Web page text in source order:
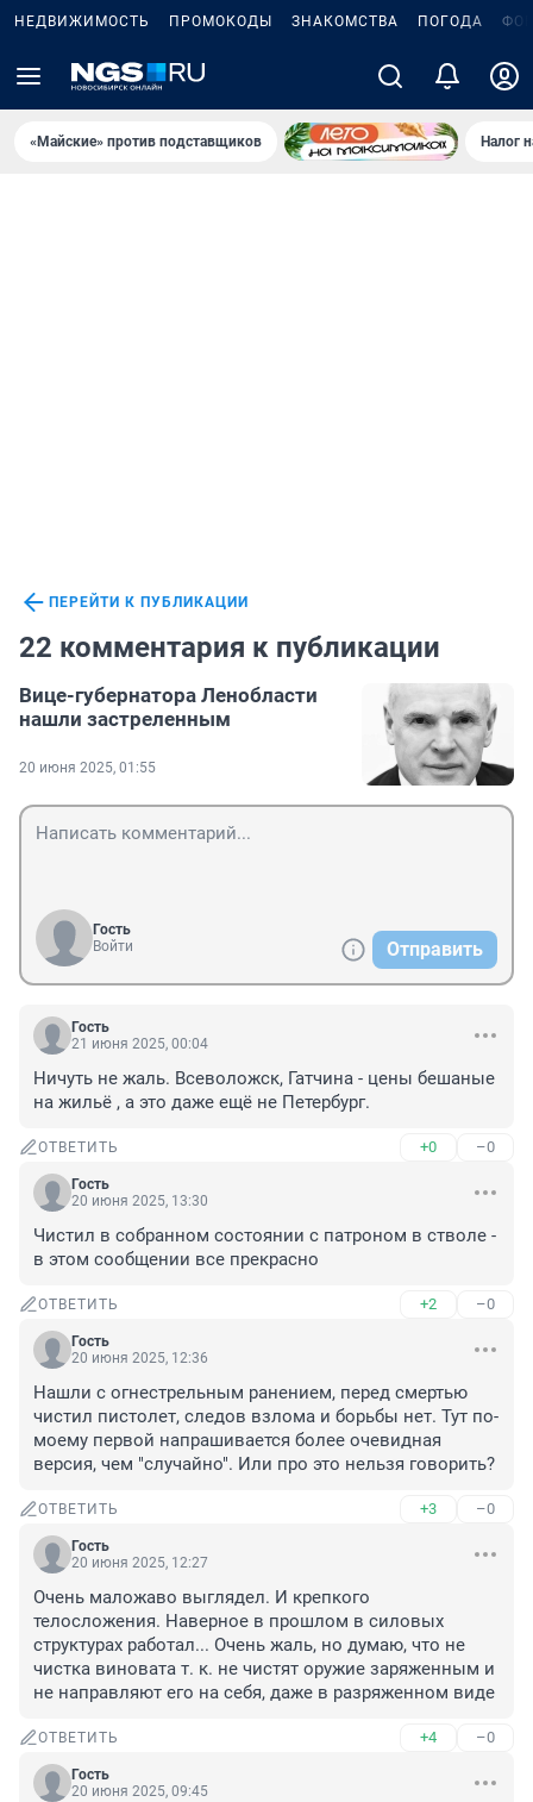
НЕДВИЖИМОСТЬ ПРОМОКОДЫ ЗНАКОМСТВА ПОГОДА
«Майские» против подставщиков Налог
ПЕРЕЙТИ К ПУБЛИКАЦИИ
22 комментария к публикации
Вице-губернатора Ленобласти
нашли застреленным
20 июня 2025, 01:55
Гость
Войти
Отправить
Гость
21 июня 2025, 00:04
Ничуть не жаль. Всеволожск, Гатчина - цены бешаные
на жильё , а это даже ещё не Петербург.
ОТВЕТИТЬ +0 –0
Гость
20 июня 2025, 13:30
Чистил в собранном состоянии с патроном в стволе -
в этом сообщении все прекрасно
ОТВЕТИТЬ +2 –0
Гость
20 июня 2025, 12:36
Нашли с огнестрельным ранением, перед смертью
чистил пистолет, следов взлома и борьбы нет. Тут по-
моему первой напрашивается более очевидная
версия, чем "случайно". Или про это нельзя говорить?
ОТВЕТИТЬ +3 –0
Гость
20 июня 2025, 12:27
Очень маложаво выглядел. И крепкого
телосложения. Наверное в прошлом в силовых
структурах работал... Очень жаль, но думаю, что не
чистка виновата т. к. не чистят оружие заряженным и
не направляют его на себя, даже в разряженном виде
ОТВЕТИТЬ +4 –0
Гость
20 июня 2025, 09:45